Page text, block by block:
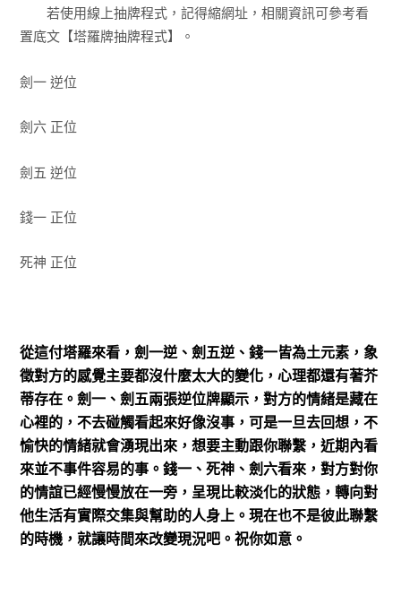
若使用線上抽牌程式，記得縮網址，相關資訊可參考看
置底文【塔羅牌抽牌程式】。
劍一 逆位
劍六 正位
劍五 逆位
錢一 正位
死神 正位
從這付塔羅來看，劍一逆、劍五逆、錢一皆為土元素，象
徵對方的感覺主要都沒什麼太大的變化，心理都還有著芥
蒂存在。劍一、劍五兩張逆位牌顯示，對方的情緒是藏在
心裡的，不去碰觸看起來好像沒事，可是一旦去回想，不
愉快的情緒就會湧現出來，想要主動跟你聯繫，近期內看
來並不事件容易的事。錢一、死神、劍六看來，對方對你
的情誼已經慢慢放在一旁，呈現比較淡化的狀態，轉向對
他生活有實際交集與幫助的人身上。現在也不是彼此聯繫
的時機，就讓時間來改變現況吧。祝你如意。